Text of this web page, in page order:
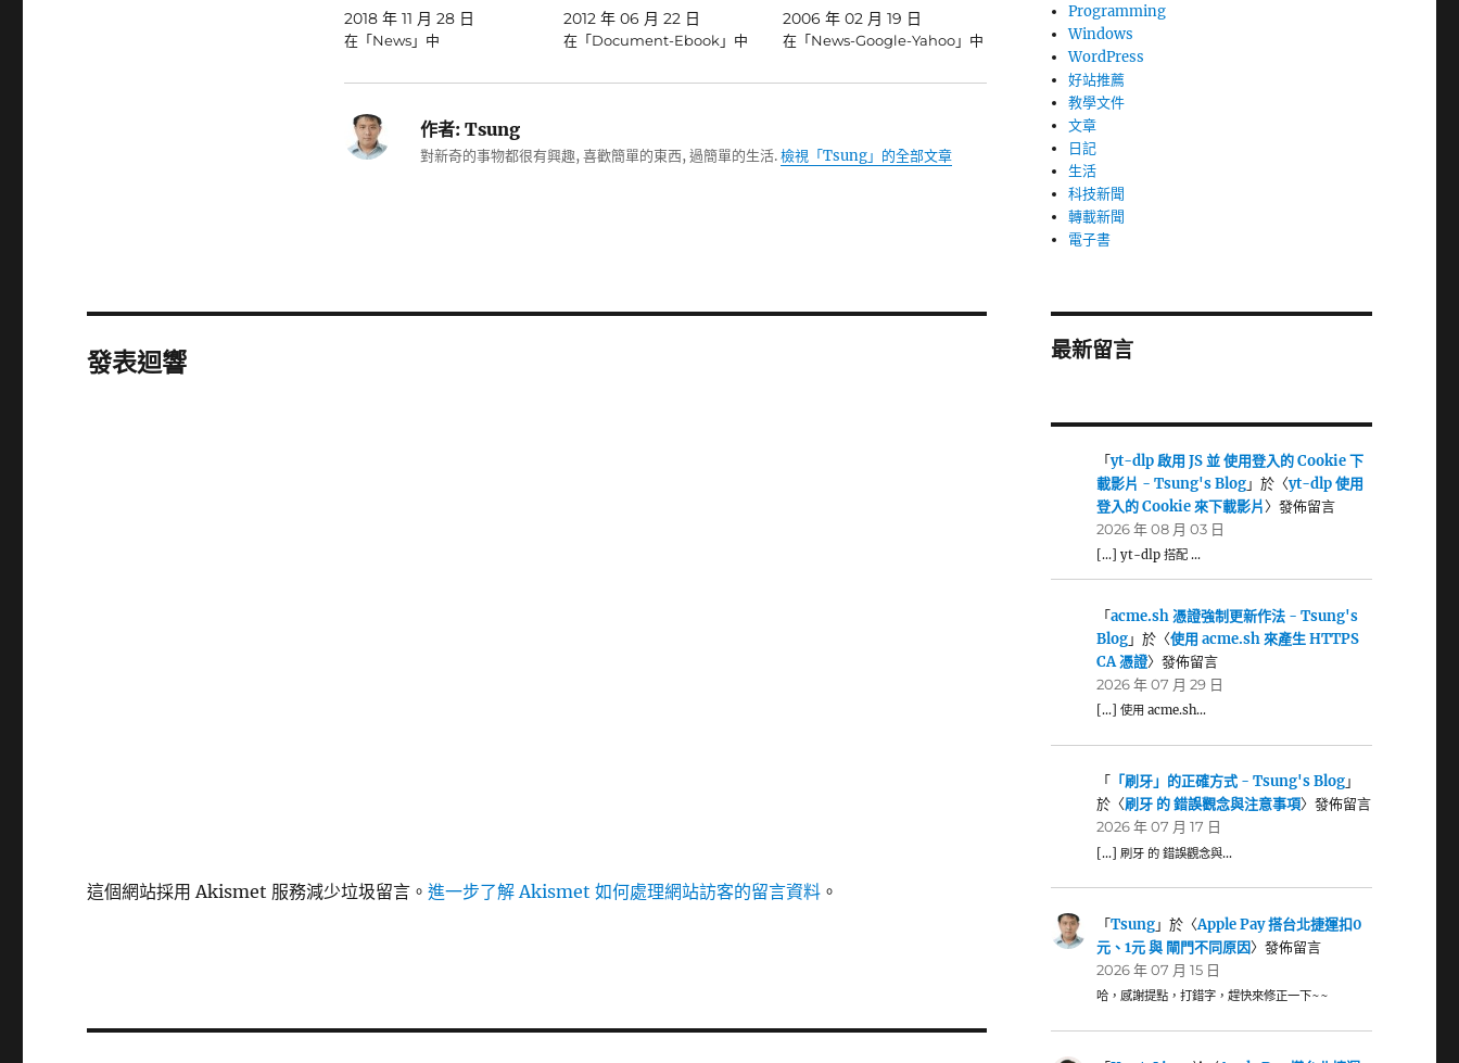
2018 年 11 月 28 日
在「News」中
2012 年 06 月 22 日
在「Document-Ebook」中
2006 年 02 月 19 日
在「News-Google-Yahoo」中
作者:Tsung
對新奇的事物都很有興趣, 喜歡簡單的東西, 過簡單的生活.檢視「Tsung」的全部文章
發表迴響
這個網站採用 Akismet 服務減少垃圾留言。進一步了解 Akismet 如何處理網站訪客的留言資料 。
Programming
Windows
WordPress
好站推薦
教學文件
文章
日記
生活
科技新聞
轉載新聞
電子書
最新留言
「yt-dlp 啟用 JS 並 使用登入的 Cookie 下
載影片 - Tsung's Blog」於〈yt-dlp 使用
登入的 Cookie 來下載影片〉發佈留言
2026 年 08 月 03 日
[…] yt-dlp 搭配 …
「acme.sh 憑證強制更新作法 - Tsung's
Blog」於〈使用 acme.sh 來產生 HTTPS
CA 憑證〉發佈留言
2026 年 07 月 29 日
[…] 使用 acme.sh…
「 「刷牙」的正確方式 - Tsung's Blog」
於〈刷牙 的 錯誤觀念與注意事項〉發佈留言
2026 年 07 月 17 日
[…] 刷牙 的 錯誤觀念與…
「Tsung」於〈Apple Pay 搭台北捷運扣0
元、1元 與 閘門不同原因〉發佈留言
2026 年 07 月 15 日
哈，感謝提點，打錯字，趕快來修正一下~~